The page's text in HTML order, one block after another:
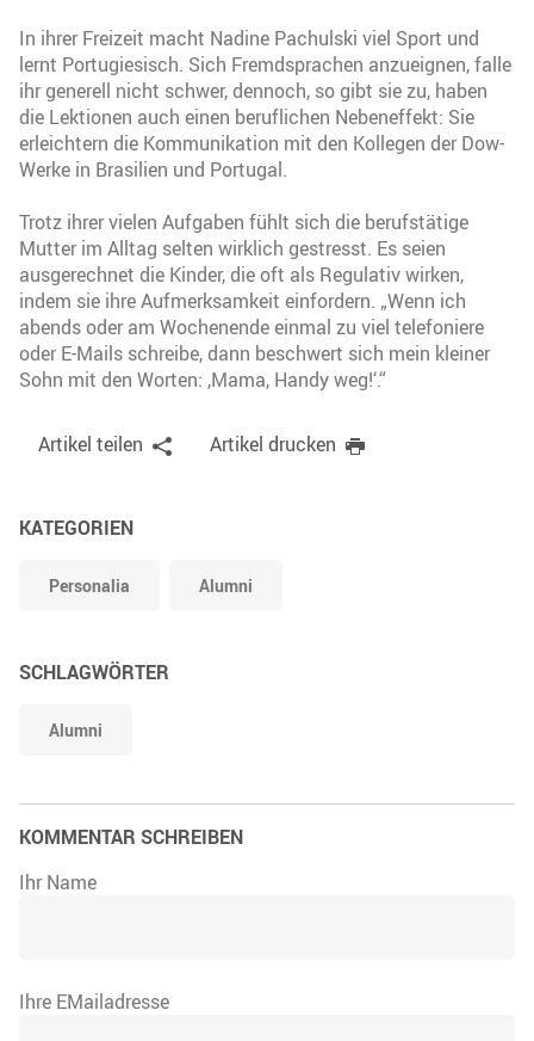
In ihrer Freizeit macht Nadine Pachulski viel Sport und
lernt Portugiesisch. Sich Fremdsprachen anzueignen, falle
ihr generell nicht schwer, dennoch, so gibt sie zu, haben
die Lektionen auch einen beruflichen Nebeneffekt: Sie
erleichtern die Kommunikation mit den Kollegen der Dow-
Werke in Brasilien und Portugal.
Trotz ihrer vielen Aufgaben fühlt sich die berufstätige
Mutter im Alltag selten wirklich gestresst. Es seien
ausgerechnet die Kinder, die oft als Regulativ wirken,
indem sie ihre Aufmerksamkeit einfordern. „Wenn ich
abends oder am Wochenende einmal zu viel telefoniere
oder E-Mails schreibe, dann beschwert sich mein kleiner
Sohn mit den Worten: ,Mama, Handy weg!‘.“
Artikel teilen Artikel drucken
KATEGORIEN
Personalia Alumni
SCHLAGWÖRTER
Alumni
KOMMENTAR SCHREIBEN
Ihr Name
Ihre EMailadresse